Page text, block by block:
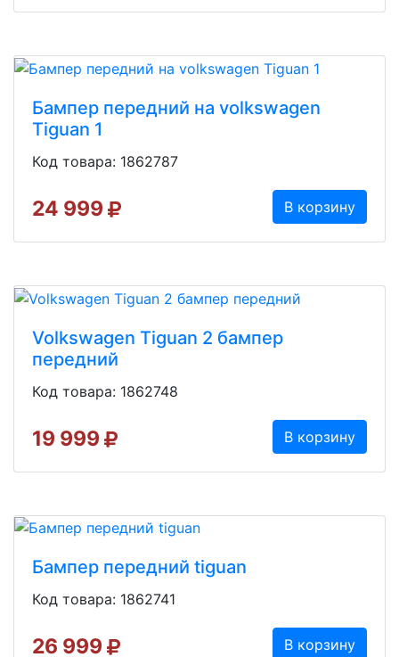
Бампер передний на volkswagen
Tiguan 1
Код товара: 1862787
24 999 В корзину
Volkswagen Tiguan 2 бампер
передний
Код товара: 1862748
19 999 В корзину
Бампер передний tiguan
Код товара: 1862741
26 999 В корзину